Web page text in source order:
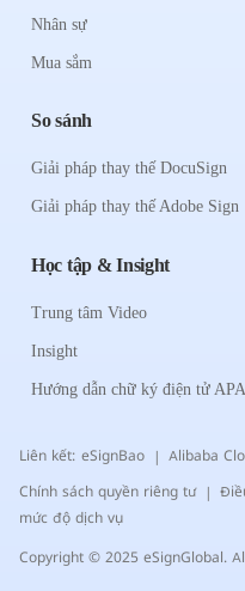
Nhân sự
Mua sắm
So sánh
Giải pháp thay thế DocuSign
Giải pháp thay thế Adobe Sign
Học tập & Insight
Trung tâm Video
Insight
Hướng dẫn chữ ký điện tử
Liên kết: eSignBao Alibaba
Chính sách quyền riêng tư
mức độ dịch vụ
Copyright © 2025 eSignGlobal.